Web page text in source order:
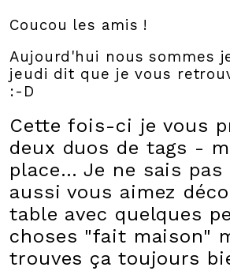
Coucou les amis !
Aujourd'hui nous sommes
jeudi dit que je vous
:-D
Cette fois-ci je vous
deux duos de tags -
place… Je ne sais pas
aussi vous aimez
table avec quelques
choses "fait maison"
trouves ça toujours